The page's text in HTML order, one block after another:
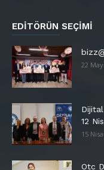
EDITÖRÜN SEÇIMI
22
Dijital
12
15
Otc